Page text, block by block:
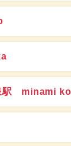
駅 minami